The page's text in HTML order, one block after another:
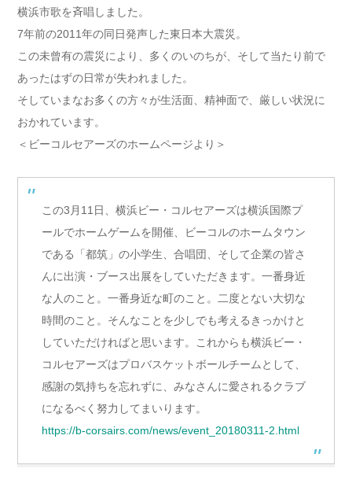
横浜市歌を斉唱しました。
7年前の2011年の同日発声した東日本大震災。
この未曾有の震災により、多くのいのちが、そして当たり前で
あったはずの日常が失われました。
そしていまなお多くの方々が生活面、精神面で、厳しい状況に
おかれています。
＜ビーコルセアーズのホームページより＞
この3月11日、横浜ビー・コルセアーズは横浜国際プ
ールでホームゲームを開催、ビーコルのホームタウン
である「都筑」の小学生、合唱団、そして企業の皆さ
んに出演・ブース出展をしていただきます。一番身近
な人のこと。一番身近な町のこと。二度とない大切な
時間のこと。そんなことを少しでも考えるきっかけと
していただければと思います。これからも横浜ビー・
コルセアーズはプロバスケットボールチームとして、
感謝の気持ちを忘れずに、みなさんに愛されるクラブ
になるべく努力してまいります。
https://b-corsairs.com/news/event_20180311-2.html